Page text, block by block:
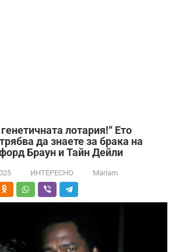
лотария!“ Ето
да знаете за брака на
Браун и Тайн Дейли
ИНТЕРЕСНО Mariam